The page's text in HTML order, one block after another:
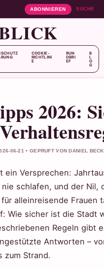
ABONNIEREN SUCHE
COOKIE-
RICHTLINI
E
RUN
DBRI
EF
B
L
O
G
2026:
06-21 • GEPRUFT VON DANIEL
ein Versprechen:
schlafen, und der Nil,
alleinreisende Frauen
Wie sicher ist die Stadt
Regeln gibt
Antworten –
zum Strand.